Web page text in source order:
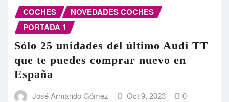
COCHES
NOVEDADES COCHES
PORTADA 1
Sólo 25 unidades del último Audi TT
que te puedes comprar nuevo en
España
José Armando Gómez Oct 9, 2023 0